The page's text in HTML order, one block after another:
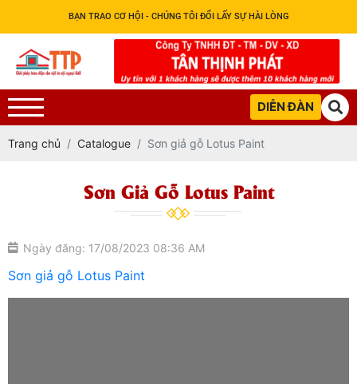
BẠN TRAO CƠ HỘI - CHÚNG TÔI ĐỔI LẤY SỰ HÀI LÒNG
DIỄN ĐÀN
Trang chủ Catalogue Sơn giả gỗ Lotus Paint
Sơn Giả Gỗ Lotus Paint
Ngày đăng: 17/08/2023 08:36 AM
Sơn giả gỗ Lotus Paint